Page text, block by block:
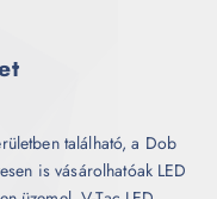
található, a Dob
is vásárolhatóak LED